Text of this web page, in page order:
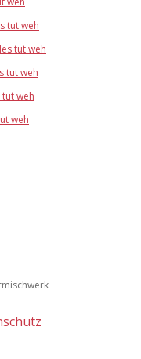
tut weh
tut weh
tut weh
tut weh
weh